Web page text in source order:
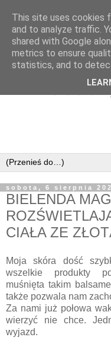
sobota, 6 sierpnia
BIELENDA
CIAŁA ZE
Moja skóra dość
wszelkie produkty
muśnięta takim
także pozwala nam
Za nami już połowa
wierzyć nie chce.
wyjazd.
This site uses cookies
and to analyze traffic.
shared with Google
metrics to ensure
statistics, and to